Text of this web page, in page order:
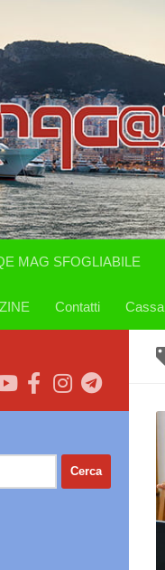
MAG SFOGLIABILE
Contatti Cassa